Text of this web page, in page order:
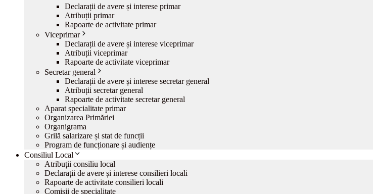
Declarații de avere și interese primar
Atribuții primar
Rapoarte de activitate primar
Viceprimar
Declarații de avere și interese viceprimar
Atribuții viceprimar
Rapoarte de activitate viceprimar
Secretar general
Declarații de avere și interese secretar general
Atribuții secretar general
Rapoarte de activitate secretar general
Aparat specialitate primar
Organizarea Primăriei
Organigrama
Grilă salarizare și stat de funcții
Program de funcționare și audiențe
Consiliul Local
Atribuții consiliu local
Declarații de avere și interese consilieri locali
Rapoarte de activitate consilieri locali
Comisii de specialitate